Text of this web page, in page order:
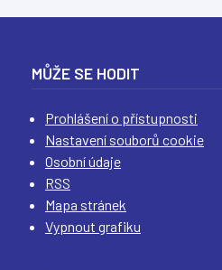
MŮŽE SE HODIT
Prohlášení o přístupnosti
Nastavení souborů cookie
Osobní údaje
RSS
Mapa stránek
Vypnout grafiku